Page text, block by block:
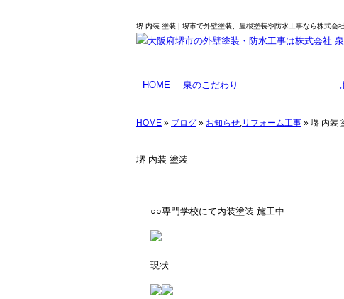
堺 内装 塗装 | 堺市で外壁塗装、屋根塗装や防水工事なら株式会
HOME 泉のこだわり
塗料について
防水工事とは
工事メニュー
HOME » ブログ » お知らせ リフォーム工事 » 堺 内装
堺 内装 塗装
○○専門学校にて内装塗装 施工中
現状